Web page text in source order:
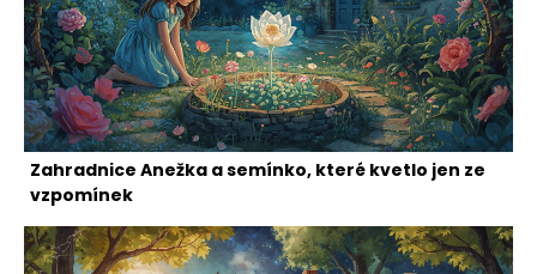
Zahradnice Anežka a semínko, které kvetlo jen ze
vzpomínek